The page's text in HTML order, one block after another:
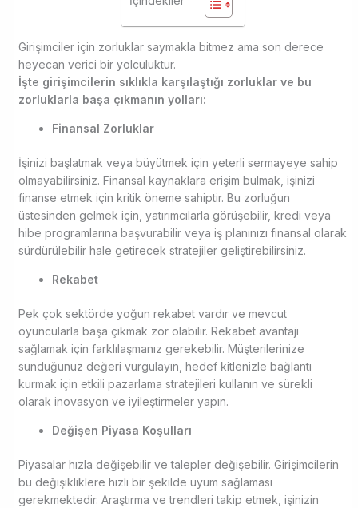
Girişimciler için zorluklar saymakla bitmez ama son derece
heyecan verici bir yolculuktur.
İşte girişimcilerin sıklıkla karşılaştığı zorluklar ve bu
zorluklarla başa çıkmanın yolları:
Finansal Zorluklar
İşinizi başlatmak veya büyütmek için yeterli sermayeye sahip
olmayabilirsiniz. Finansal kaynaklara erişim bulmak, işinizi
finanse etmek için kritik öneme sahiptir. Bu zorluğun
üstesinden gelmek için, yatırımcılarla görüşebilir, kredi veya
hibe programlarına başvurabilir veya iş planınızı finansal olarak
sürdürülebilir hale getirecek stratejiler geliştirebilirsiniz.
Rekabet
Pek çok sektörde yoğun rekabet vardır ve mevcut
oyuncularla başa çıkmak zor olabilir. Rekabet avantajı
sağlamak için farklılaşmanız gerekebilir. Müşterilerinize
sunduğunuz değeri vurgulayın, hedef kitlenizle bağlantı
kurmak için etkili pazarlama stratejileri kullanın ve sürekli
olarak inovasyon ve iyileştirmeler yapın.
Değişen Piyasa Koşulları
Piyasalar hızla değişebilir ve talepler değişebilir. Girişimcilerin
bu değişikliklere hızlı bir şekilde uyum sağlaması
gerekmektedir. Araştırma ve trendleri takip etmek, işinizin